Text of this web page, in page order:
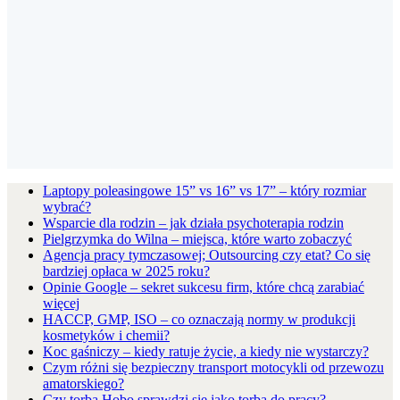
Laptopy poleasingowe 15” vs 16” vs 17” – który rozmiar
wybrać?
Wsparcie dla rodzin – jak działa psychoterapia rodzin
Pielgrzymka do Wilna – miejsca, które warto zobaczyć
Agencja pracy tymczasowej; Outsourcing czy etat? Co się
bardziej opłaca w 2025 roku?
Opinie Google – sekret sukcesu firm, które chcą zarabiać
więcej
HACCP, GMP, ISO – co oznaczają normy w produkcji
kosmetyków i chemii?
Koc gaśniczy – kiedy ratuje życie, a kiedy nie wystarczy?
Czym różni się bezpieczny transport motocykli od przewozu
amatorskiego?